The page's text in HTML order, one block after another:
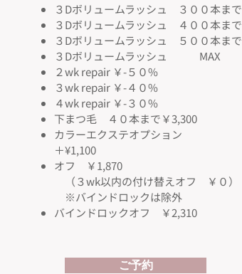
３Dボリュームラッシュ ３００本ま
３Dボリュームラッシュ ４００本ま
３Dボリュームラッシュ ５００本ま
３Dボリュームラッシュ MAX
２wk repair ￥-５０%
３wk repair ￥-４０%
４wk repair ￥-３０%
下まつ毛 ４０本まで￥3,300
カラーエクステオプション
＋¥1,100
オフ ￥1,870
​ （３wk以内の付け替えオフ ￥０）
※バインドロックは除外​
​バインドロックオフ ￥2,310
ご予約